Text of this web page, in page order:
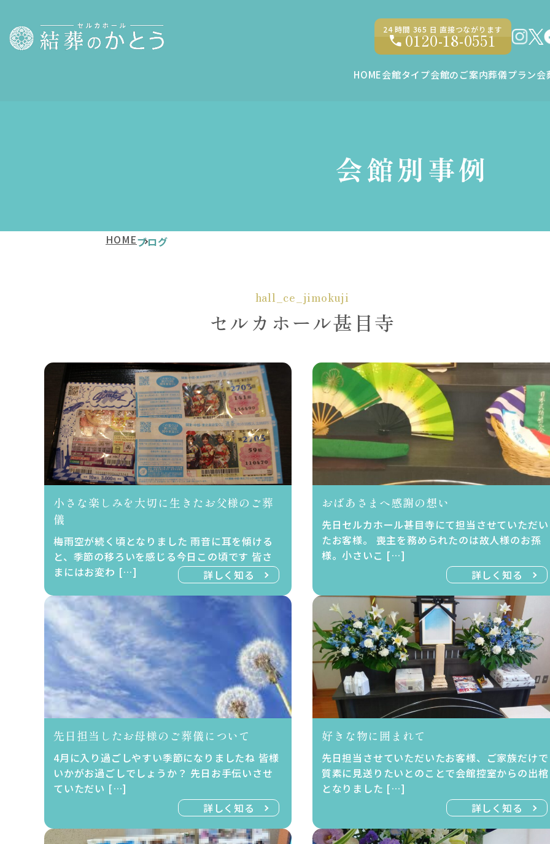
24 時間 365 ⽇ 直接つながります
0120-18-0551
HOME会館タイプ会館のご案内葬儀プラン会
会館別事例
HOMEブログ
hall_ce_jimokuji
セルカホール甚目寺
小さな楽しみを大切に生きたお父様のご葬
儀
梅雨空が続く頃となりました 雨音に耳を傾ける
と、季節の移ろいを感じる今日この頃です 皆さ
まにはお変わ […]
詳しく知る
おばあさまへ感謝の想い
先日セルカホール甚目寺にて担当させていただい
たお客様。 喪主を務められたのは故人様のお孫
様。小さいこ […]
詳しく知る
先日担当したお母様のご葬儀について
4月に入り過ごしやすい季節になりましたね 皆様
いかがお過ごしでしょうか？ 先日お手伝いさせ
ていただい […]
詳しく知る
好きな物に囲まれて
先日担当させていただいたお客様、ご家族だけで
質素に見送りたいとのことで会館控室からの出棺
となりました […]
詳しく知る